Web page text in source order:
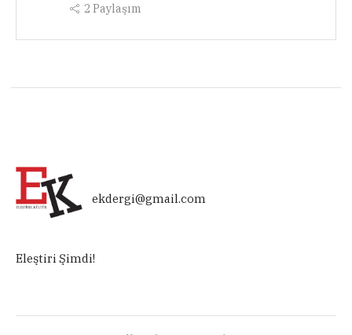
2 Paylaşım
ekdergi@gmail.com
Eleştiri Şimdi!